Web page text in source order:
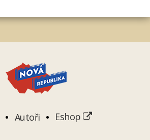
Autoři Eshop